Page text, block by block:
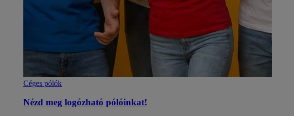
Céges pólók
Nézd meg logózható pólóinkat!